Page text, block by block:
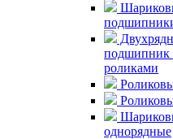
подшипник
роликами
однорядные